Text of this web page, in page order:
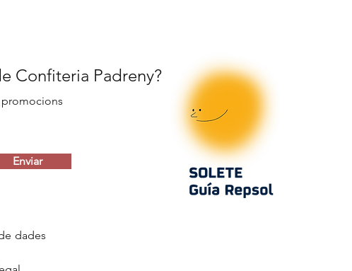
dades
Enviar
Confiteria Padreny?